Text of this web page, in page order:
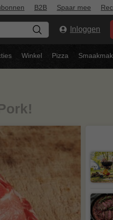
B2B Spaar mee
Inloggen
Winkel Pizza